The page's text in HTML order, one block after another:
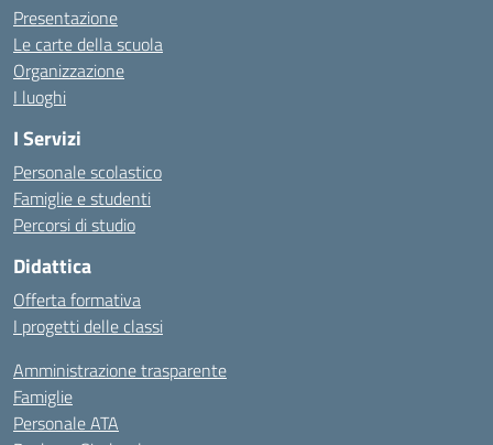
Presentazione
Le carte della scuola
Organizzazione
I luoghi
I Servizi
Personale scolastico
Famiglie e studenti
Percorsi di studio
Didattica
Offerta formativa
I progetti delle classi
Amministrazione trasparente
Famiglie
Personale ATA